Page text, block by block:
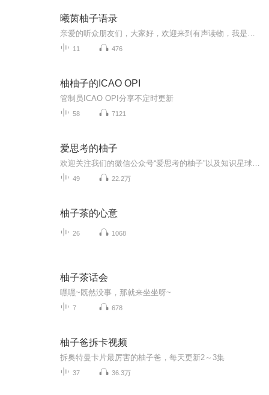
曦茵柚子语录
11 476
柚柚子的ICAO OPI
管制员ICAO OPI分享不定时更新
58 7121
爱思考的柚子
49 22.2万
柚子茶的心意
26 1068
柚子茶话会
嘿嘿~既然没事，那就来坐坐呀~
7 678
柚子爸拆卡视频
拆奥特曼卡片最厉害的柚子爸，每天更新2～3集
37 36.3万